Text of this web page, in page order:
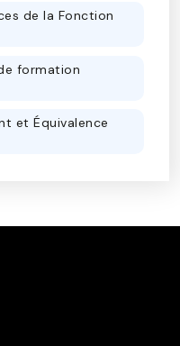
de la Fonction
formation
et Équivalence